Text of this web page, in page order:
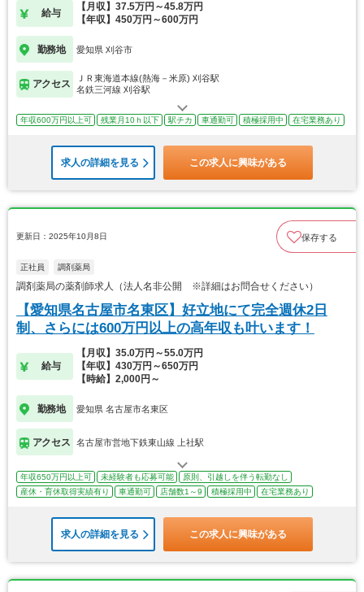
給与
【月収】37.5万円～45.8万円
【年収】450万円～600万円
勤務地 愛知県 刈谷市
アクセス
ＪＲ東海道本線(熱海－米原) 刈谷駅
名鉄三河線 刈谷駅
年収600万円以上可 残業月10ｈ以下 駅チカ 車通勤可 積極採用中 在宅業務あり
求人の詳細を見る この求人に興味がある
更新日：2025年10月8日 保存する
正社員 調剤薬局
調剤薬局の薬剤師求人（法人名非公開 ※詳細はお問合せください）
【愛知県名古屋市名東区】好立地にて完全週休2日
制、さらには600万円以上の高年収も叶います！
給与
【月収】35.0万円～55.0万円
【年収】430万円～650万円
【時給】2,000円～
勤務地 愛知県 名古屋市名東区
アクセス 名古屋市営地下鉄東山線 上社駅
年収650万円以上可 未経験者も応募可能
原則、引越しを伴う転勤なし
産休・育休取得実績有り
車通勤可 店舗数1～9 積極採用中 在宅業務あり
求人の詳細を見る この求人に興味がある